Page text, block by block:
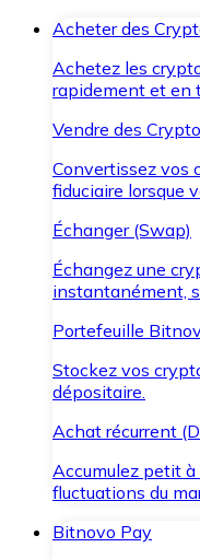
Acheter des
Achetez les
rapidement et en
Vendre des
Convertissez vos
fiduciaire lorsque
Échanger (Swap)
Échangez une
instantanément,
Portefeuille
Stockez vos
dépositaire.
Achat récurrent
Accumulez petit
fluctuations du
Bitnovo Pay